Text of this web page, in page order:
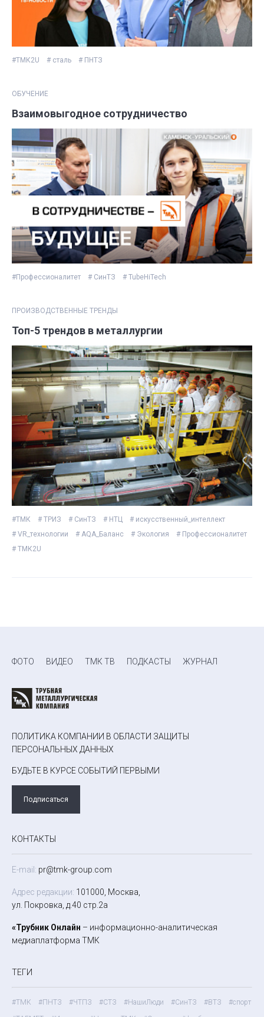
#ТМК2U # сталь # ПНТЗ
ОБУЧЕНИЕ
Взаимовыгодное сотрудничество
#Профессионалитет # СинТЗ # TubeHiTech
ПРОИЗВОДСТВЕННЫЕ ТРЕНДЫ
Топ-5 трендов в металлургии
#ТМК # ТРИЗ # СинТЗ # НТЦ
# искусственный_интеллект
# VR_технологии
# AQA_Баланс # Экология
# Профессионалитет
# ТМК2U
ФОТО ВИДЕО ТМК ТВ ПОДКАСТЫ ЖУРНАЛ
ПОЛИТИКА КОМПАНИИ В ОБЛАСТИ ЗАЩИТЫ
ПЕРСОНАЛЬНЫХ ДАННЫХ
БУДЬТЕ В КУРСЕ СОБЫТИЙ ПЕРВЫМИ
Подписаться
КОНТАКТЫ
E-mail: pr@tmk-group.com
Адрес редакции: 101000, Москва,
ул. Покровка, д.40 стр.2а
«Трубник Онлайн – информационно-аналитическая
медиаплатформа ТМК
ТЕГИ
#ТМК #ПНТЗ #ЧТПЗ #СТЗ #НашиЛюди #СинТЗ #ВТЗ
#спорт